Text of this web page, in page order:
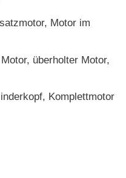
Motor im
überholter Motor,
Komplettmotor